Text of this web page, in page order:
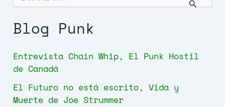
c
a
p
o
r
:
Blog Punk
Entrevista Chain Whip, El Punk Hostil
de Canadá
El Futuro no está escrito, Vida y
Muerte de Joe Strummer